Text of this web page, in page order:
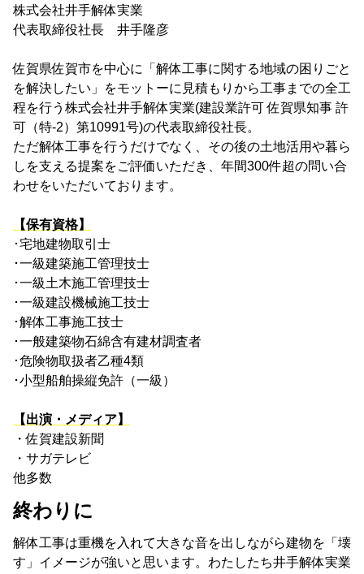
株式会社井手解体実業
代表取締役社長 井手隆彦
佐賀県佐賀市を中心に「解体工事に関する地域の困りごと
を解決したい」をモットーに見積もりから工事までの全工
程を行う株式会社井手解体実業(建設業許可 佐賀県知事 許
可（特-2）第10991号)の代表取締役社長。
ただ解体工事を行うだけでなく、その後の土地活用や暮ら
しを支える提案をご評価いただき、年間300件超の問い合
わせをいただいております。
【保有資格】
･宅地建物取引士
･一級建築施工管理技士
･一級土木施工管理技士
･一級建設機械施工技士
･解体工事施工技士
･一般建築物石綿含有建材調査者
･危険物取扱者乙種4類
･小型船舶操縦免許（一級）
【出演・メディア】
・佐賀建設新聞
・サガテレビ
他多数
終わりに
解体工事は重機を入れて大きな音を出しながら建物を「壊
す」イメージが強いと思います。わたしたち井手解体実業